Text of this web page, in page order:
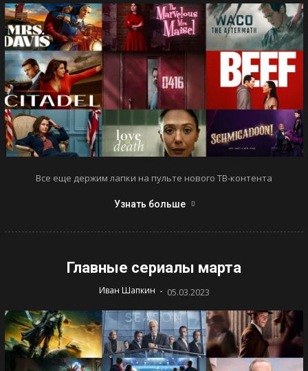
Все еще держим лапки на пульте нового ТВ-контента
Узнать больше
Главные сериалы марта
Иван Шапкин - 05.03.2023